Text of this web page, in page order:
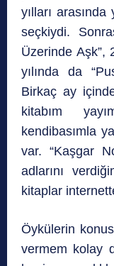
yılları arasında
seçkiydi.
Üzerinde Aşk”,
yılında da
Birkaç ay
kitabım
kendibasımla
var. “Kaşgar
adlarını
kitaplar
Öykülerin
vermem kolay